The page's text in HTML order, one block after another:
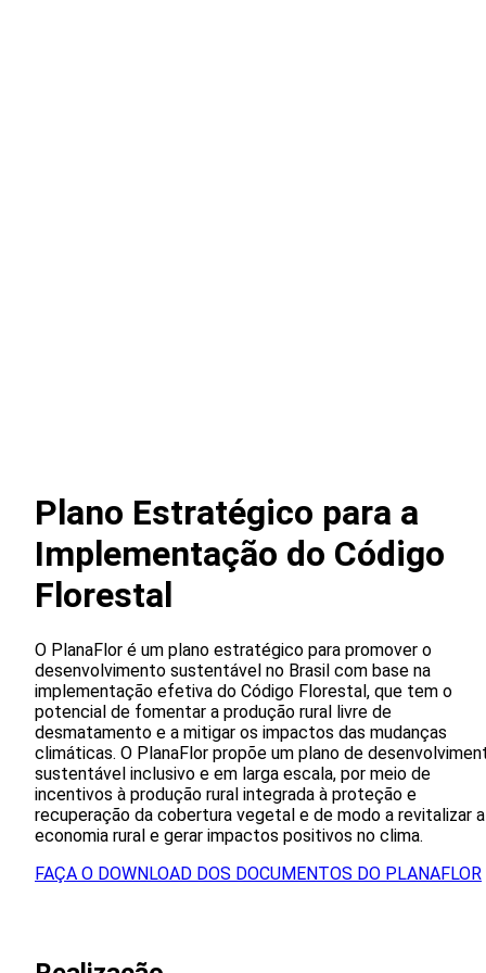
Plano Estratégico para a
Implementação do Código
Florestal
O PlanaFlor é um plano estratégico para promover o
desenvolvimento sustentável no Brasil com base na
implementação efetiva do Código Florestal, que tem o
potencial de fomentar a produção rural livre de
desmatamento e a mitigar os impactos das mudanças
climáticas. O PlanaFlor propõe um plano de
sustentável inclusivo e em larga escala, por meio de
incentivos à produção rural integrada à proteção e
recuperação da cobertura vegetal e de modo a revitalizar a
economia rural e gerar impactos positivos no clima.
FAÇA O DOWNLOAD DOS DOCUMENTOS DO PLANAFLOR